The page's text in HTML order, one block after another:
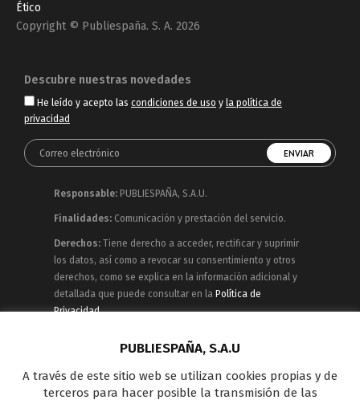
Ético
Copyright © Publiespaña. S. A. 2026
Descubre nuestras novedades
He leído y acepto las condiciones de uso y la política de
privacidad
Responsable: PUBLIESPAÑA, S.A.U.
Finalidades: Comunicación y prestación del servicio.
Derechos: Tiene derecho a acceder, rectificar y suprimir
los datos, así como a revocar su consentimiento y otros
derechos, como se explica en la información adicional y
detallada que puede consultar en la Política de
Privacidad
Publiespaña es empresa de Mediaset España
canales en abierto: Telecinco, Cuatro, Factoría de Ficción,
Boing, Divinity , Energy y Be Mad, así como de una amplia
PUBLIESPAÑA, S.A.U
A través de este sitio web se utilizan cookies propias y de
terceros para hacer posible la transmisión de las